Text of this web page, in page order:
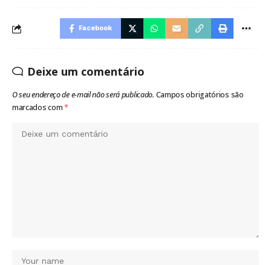
Facebook
Deixe um comentário
O seu endereço de e-mail não será publicado. Campos obrigatórios são
marcados com*